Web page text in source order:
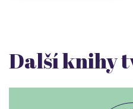
Další knihy